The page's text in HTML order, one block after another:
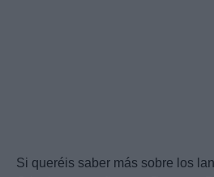
Si queréis saber más sobre los